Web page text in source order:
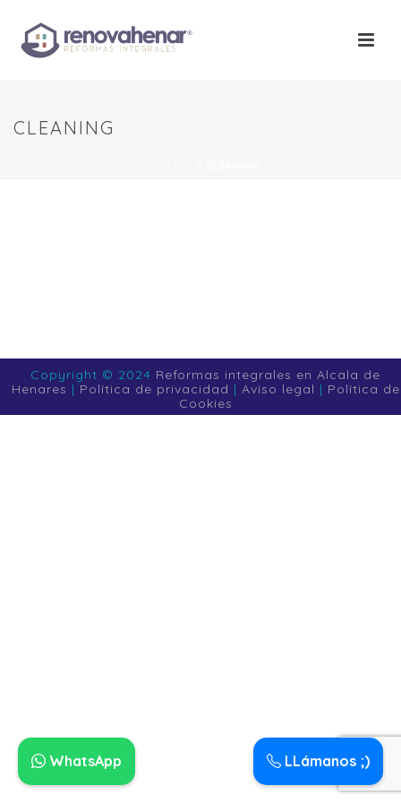
CLEANING
Copyright © 2024 Reformas integrales en Alcala de
Henares | Política de privacidad | Aviso legal | Política de
Cookies
LLámanos ;)
WhatsApp